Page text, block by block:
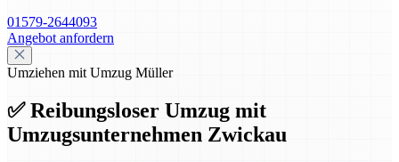
01579-2644093
Angebot anfordern
Umziehen mit Umzug Müller
✅ Reibungsloser Umzug mit
Umzugsunternehmen Zwickau